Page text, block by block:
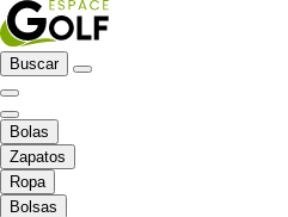
Buscar
Bolas
Zapatos
Ropa
Bolsas